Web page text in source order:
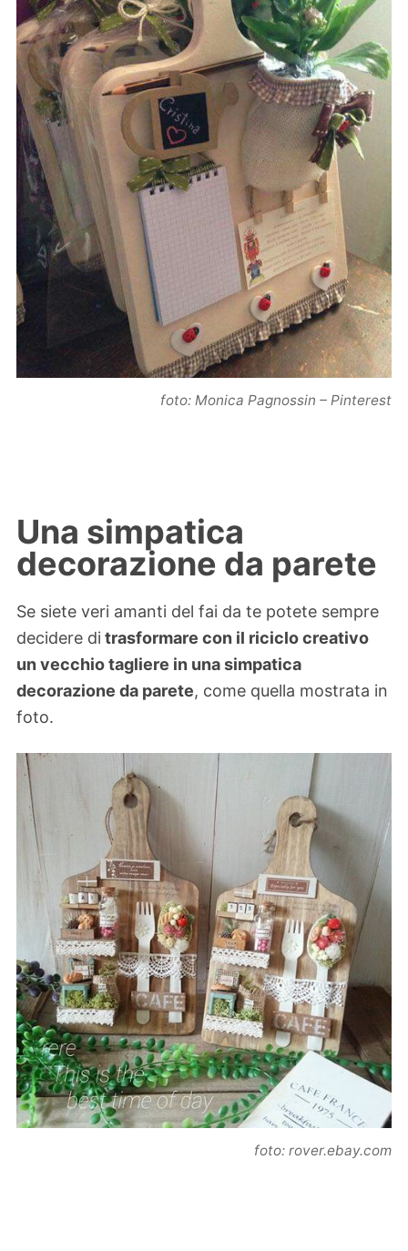
foto: Monica Pagnossin – Pinterest
Una simpatica
decorazione da parete
Se siete veri amanti del fai da te potete sempre
decidere di trasformare con il riciclo creativo
un vecchio tagliere in una simpatica
decorazione da parete, come quella mostrata in
foto.
foto: rover.ebay.com